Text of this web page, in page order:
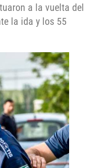
a la vuelta del
la ida y los 55